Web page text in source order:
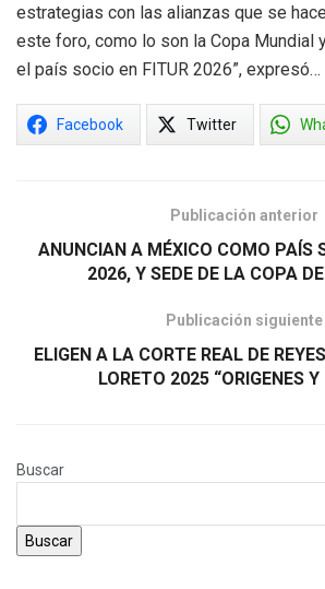
estrategias con las alianzas que se
este foro, como lo son la Copa Mundial
el país socio en FITUR 2026”, expresó…
Facebook Twitter
Publicación anterior
ANUNCIAN A MÉXICO COMO PAÍS
2026, Y SEDE DE LA COPA
Publicación siguiente
ELIGEN A LA CORTE REAL DE
LORETO 2025 “ORIGENES Y
Buscar
Buscar